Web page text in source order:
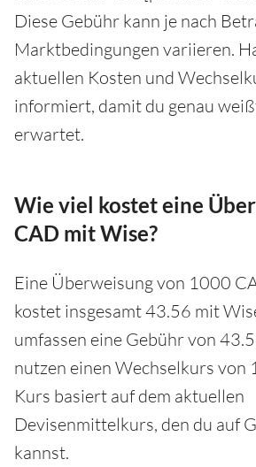
Diese Gebühr kann je nach
Marktbedingungen variieren.
aktuellen Kosten und
informiert, damit du genau
erwartet.
Wie viel kostet eine
CAD mit Wise?
Eine Überweisung von 1000
kostet insgesamt 43.56 mit
umfassen eine Gebühr von
nutzen einen Wechselkurs von
Kurs basiert auf dem aktuellen
Devisenmittelkurs, den du auf
kannst.